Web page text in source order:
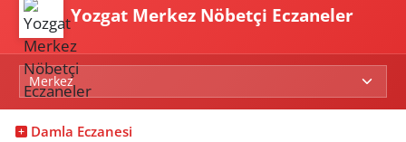
Yozgat Merkez Nöbetçi Eczaneler
Damla Eczanesi